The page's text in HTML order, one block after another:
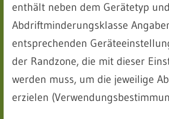
enthält neben dem Gerätetyp
Abdriftminderungsklasse
entsprechenden
der Randzone, die mit dieser
werden muss, um die jeweilige
erzielen